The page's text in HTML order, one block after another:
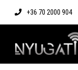
+36 70 2000 904